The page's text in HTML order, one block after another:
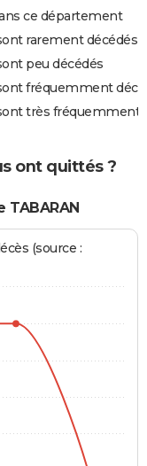
ce département
rarement décédés
peu décédés
fréquemment
très fréquemment
ont quittés ?
(source :